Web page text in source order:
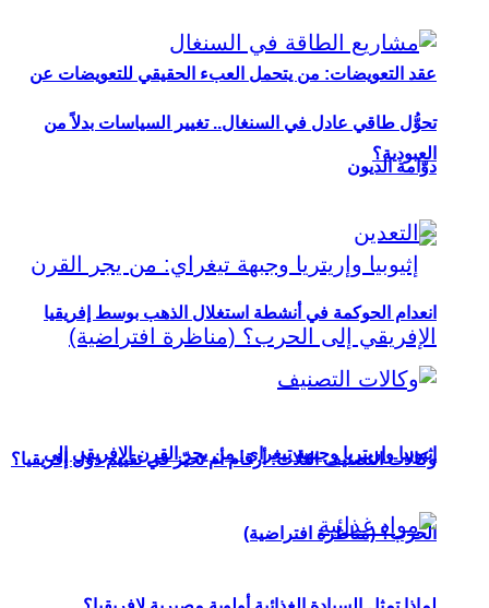
عقد التعويضات: من يتحمل العبء الحقيقي للتعويضات عن
العبودية؟
إثيوبيا وإريتريا وجبهة تيغراي: من يجر القرن الإفريقي إلى
الحرب؟ (مناظرة افتراضية)
تحوُّل طاقي عادل في السنغال.. تغيير السياسات بدلاً من
دوّامة الديون
انعدام الحوكمة في أنشطة استغلال الذهب بوسط إفريقيا
وكالات التصنيف الثلاث: أرقام أم تحيّز في تقييم دول إفريقيا؟